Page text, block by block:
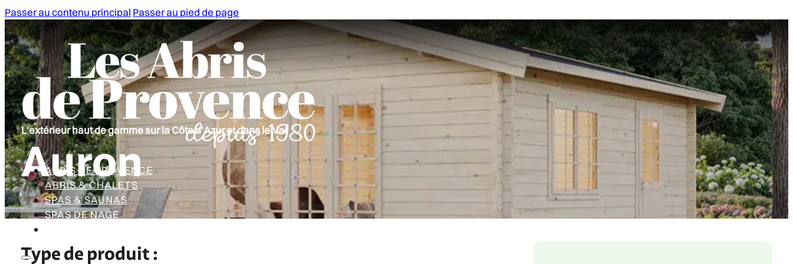
Passer au contenu principal Passer au pied de page
ABRIS DE PROVENCE
ABRIS & CHALETS
SPAS & SAUNAS
SPAS DE NAGE
L'extérieur haut de gamme sur la Côte d'Azur et dans le Var
Auron
Type de produit :